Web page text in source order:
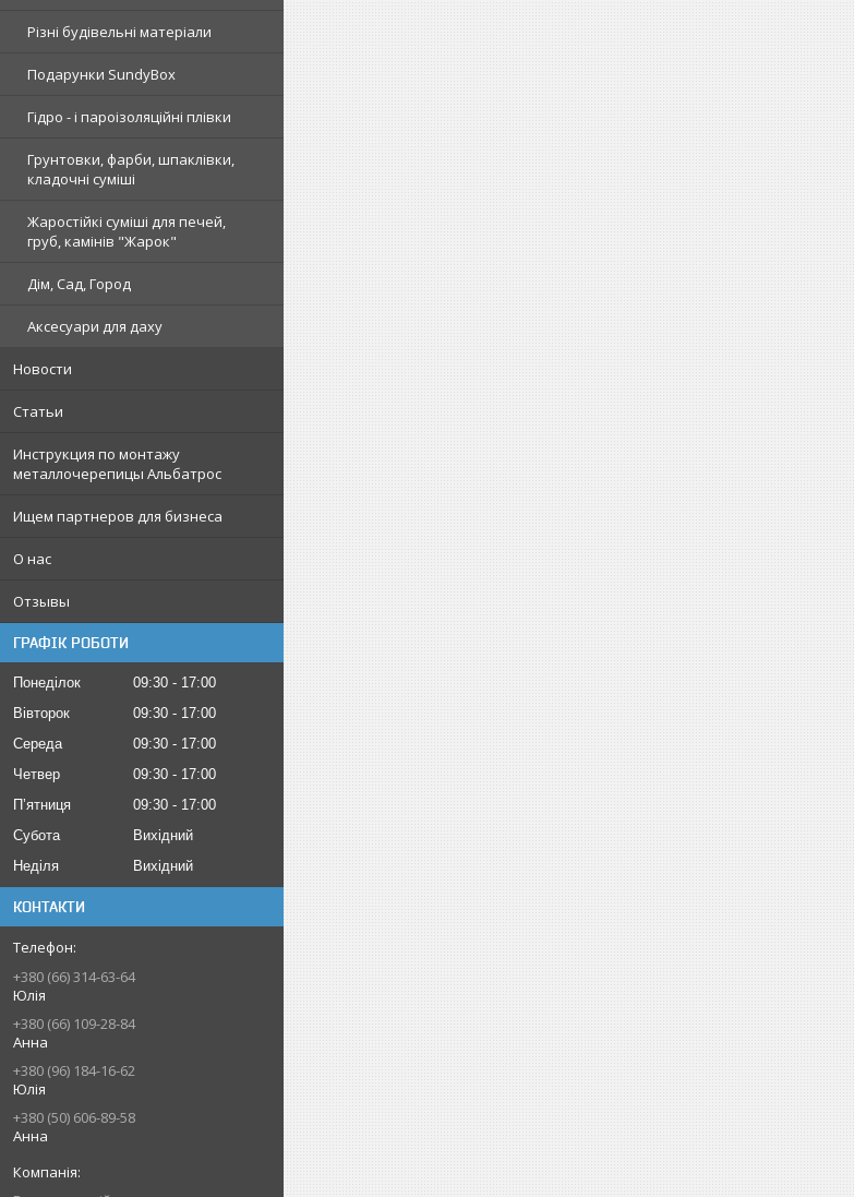
Різні будівельні матеріали
Подарунки SundyBox
Гідро - і пароізоляційні плівки
Грунтовки, фарби, шпаклівки,
кладочні суміші
Жаростійкі суміші для печей,
груб, камінів "Жарок"
Дім, Сад, Город
Аксесуари для даху
Новости
Статьи
Инструкция по монтажу
металлочерепицы Альбатрос
Ищем партнеров для бизнеса
О нас
Отзывы
ГРАФІК РОБОТИ
Понеділок 09:30
17:00
Вівторок
09:30
17:00
Середа
09:30
17:00
Четвер
09:30
17:00
Пʼятниця
09:30
17:00
Субота
Вихідний
Неділя
Вихідний
КОНТАКТИ
+380 (66) 314-63-64
Юлія
+380 (66) 109-28-84
Анна
+380 (96) 184-16-62
Юлія
+380 (50) 606-89-58
Анна